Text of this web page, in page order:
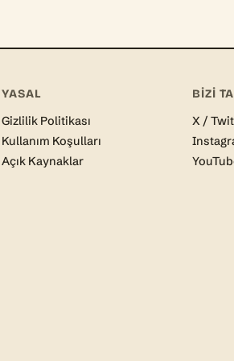
KELIMELERINDEN YAPAY ZEKÂ HIKÂYESI
The Saturday Market
Emma buys apples and bread at the market…
Oku ve çöz
YASAL
Gizlilik Politikası
Kullanım Koşulları
Açık Kaynaklar
BIZI
X /